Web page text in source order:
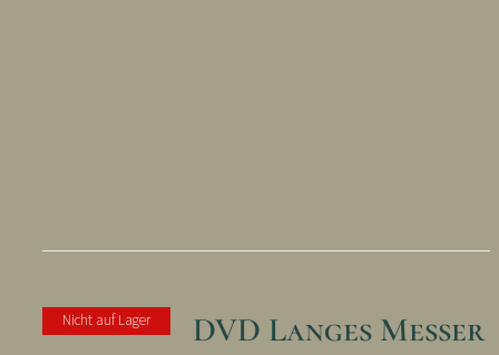
Nicht auf Lager
DVD Langes Messer